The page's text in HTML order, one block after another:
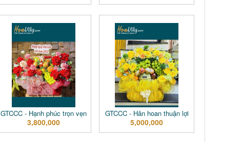
GTCCC - Hạnh phúc trọn vẹn
3,800,000
GTCCC - Hân hoan thuận lợi
5,000,000